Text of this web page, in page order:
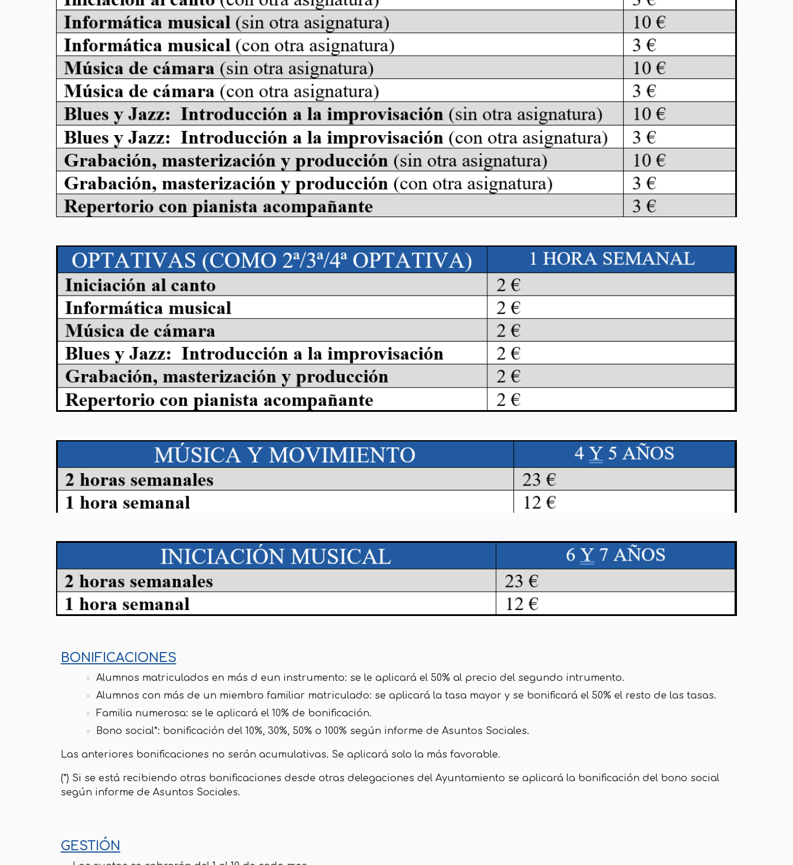
BONIFICACIONES
Alumnos matriculados en más d eun instrumento: se le aplicará el 50% al precio del segundo intrumento.
Alumnos con más de un miembro familiar matriculado: se aplicará la tasa mayor y se bonificará el 50% el resto de las tasas.
Familia numerosa: se le aplicará el 10% de bonificación.
Bono social*: bonificación del 10%, 30%, 50% o 100% según informe de Asuntos Sociales.
Las anteriores bonificaciones no serán acumulativas. Se aplicará solo la más favorable.
(*) Si se está recibiendo otras bonificaciones desde otras delegaciones del Ayuntamiento se aplicará la bonificación del bono social
según informe de Asuntos Sociales.
GESTIÓN